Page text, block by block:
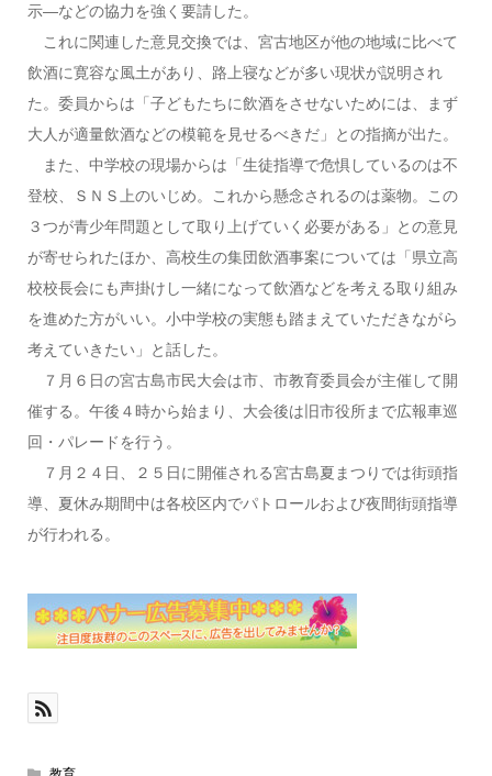
示―などの協力を強く要請した。
これに関連した意見交換では、宮古地区が他の地域に比べて
飲酒に寛容な風土があり、路上寝などが多い現状が説明され
た。委員からは「子どもたちに飲酒をさせないためには、まず
大人が適量飲酒などの模範を見せるべきだ」との指摘が出た。
また、中学校の現場からは「生徒指導で危惧しているのは不
登校、ＳＮＳ上のいじめ。これから懸念されるのは薬物。この
３つが青少年問題として取り上げていく必要がある」との意見
が寄せられたほか、高校生の集団飲酒事案については「県立高
校校長会にも声掛けし一緒になって飲酒などを考える取り組み
を進めた方がいい。小中学校の実態も踏まえていただきながら
考えていきたい」と話した。
７月６日の宮古島市民大会は市、市教育委員会が主催して開
催する。午後４時から始まり、大会後は旧市役所まで広報車巡
回・パレードを行う。
７月２４日、２５日に開催される宮古島夏まつりでは街頭指
導、夏休み期間中は各校区内でパトロールおよび夜間街頭指導
が行われる。